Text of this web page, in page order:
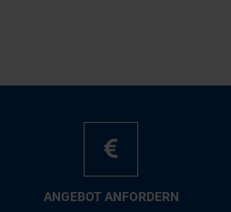
AN­GE­BOT AN­FOR­DERN